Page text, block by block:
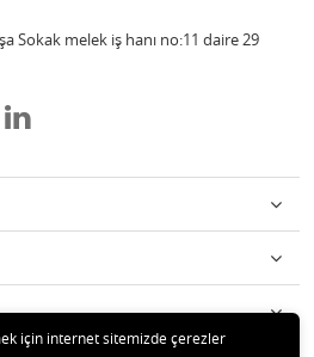
Sokak melek iş hanı no:11 daire 29
için internet sitemizde çerezler